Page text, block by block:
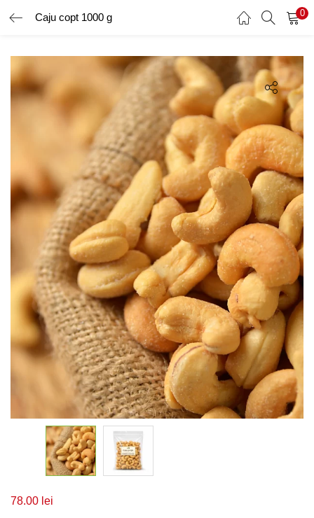
Caju copt 1000 g 0
AUTENTIFICARE ÎNREGISTRARE
Introduceți numele de utilizator și parola pentru a vă autentifica.
Amintește-ți de mine
Ai uitat parola?
78.00 lei